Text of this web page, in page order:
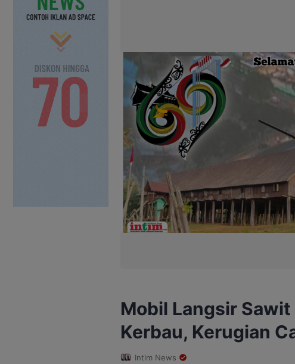
Mobil Langsir
Kerbau, Kerugian
Intim News